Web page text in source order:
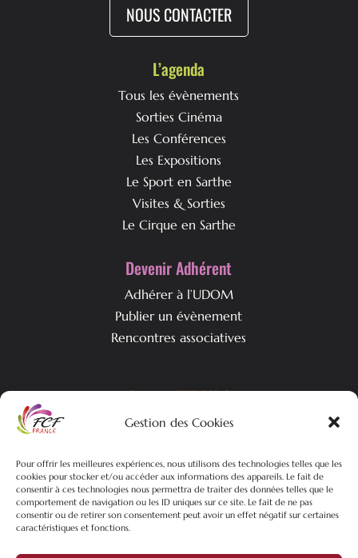
Gestion des Cookies
Pour offrir les meilleures expériences, nous utilisons des technologies telles que les
cookies pour stocker et/ou accéder aux informations des appareils. Le fait de
consentir à ces technologies nous permettra de traiter des données telles que le
comportement de navigation ou les ID uniques sur ce site. Le fait de ne pas
consentir ou de retirer son consentement peut avoir un effet négatif sur certaines
caractéristiques et fonctions.
NOUS CONTACTER
L’agenda
Tous les évènements
Sorties Cinéma
Les Conférences
Les Expositions
Le Sport en Sarthe
Visites & Sorties
Le Cirque en Sarthe
Devenir Adhérent
Adhérer à l’UDOM
Publier un évènement
Rencontres associatives
Qui est l’UDOM ?
L’association & ses objectifs
Nos actualités
©2026 FCF-UDOM – Tous droits réservés | Plan du site |